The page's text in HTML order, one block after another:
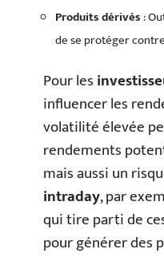
Produits dérivés:
de se protéger
Pour les
influencer les
volatilité élevée
rendements
mais aussi un
intraday, par
qui tire parti de
pour générer des